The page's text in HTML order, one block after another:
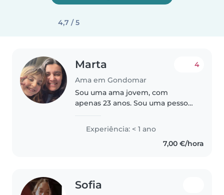
4,7 / 5
Marta
Ama em Gondomar
4
Sou uma ama jovem, com
apenas 23 anos. Sou uma pessoa
responsável, sempre pronta a
ajudar com atividades como
leitura, música e jogos. Também
Experiência: < 1 ano
7,00 €/hora
Sofia